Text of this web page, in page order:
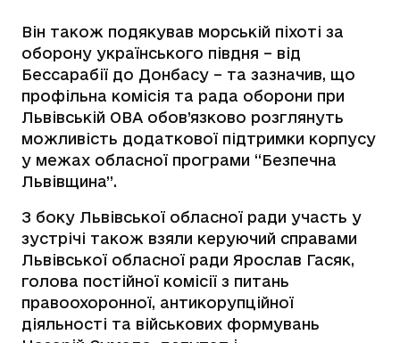
Він також подякував морській піхоті за
оборону українського півдня – від
Бессарабії до Донбасу – та зазначив, що
профільна комісія та рада оборони при
Львівській ОВА обов’язково розглянуть
можливість додаткової підтримки корпусу
у межах обласної програми “Безпечна
Львівщина”.
З боку Львівської обласної ради участь у
зустрічі також взяли керуючий справами
Львівської обласної ради Ярослав Гасяк,
голова постійної комісії з питань
правоохоронної, антикорупційної
діяльності та військових формувань